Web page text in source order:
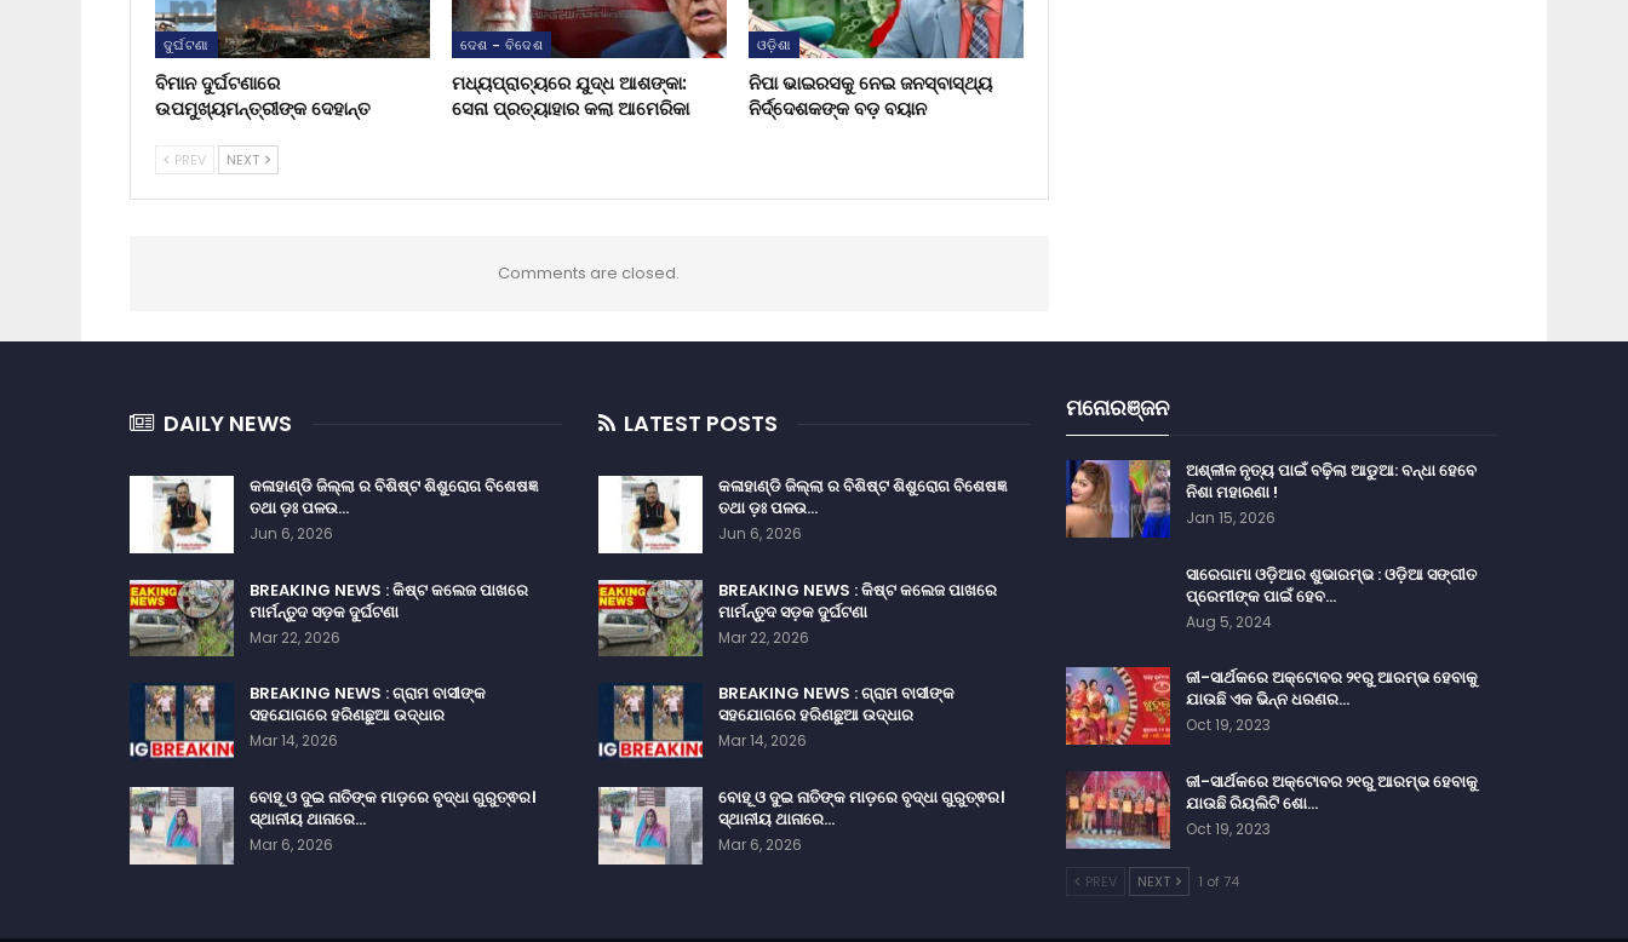
ଦୁର୍ଘଟଣା
ବିମାନ ଦୁର୍ଘଟଣାରେ
ଉପମୁଖ୍ୟମନ୍ତ୍ରୀଙ୍କ ଦେହାନ୍ତ
ଦେଶ - ବିଦେଶ
ମଧ୍ୟପ୍ରାଚ୍ୟରେ ଯୁଦ୍ଧ ଆଶଙ୍କା:
ସେନା ପ୍ରତ୍ୟାହାର କଲା ଆମେରିକା
ଓଡ଼ିଶା
ନିପା ଭାଇରସକୁ ନେଇ ଜନସ୍ବାସ୍ଥ୍ୟ
ନିର୍ଦ୍ଦେଶକଙ୍କ ବଡ଼ ବୟାନ
PREV NEXT
Comments are closed.
DAILY NEWS
କଳାହାଣ୍ଡି ଜିଲ୍ଲା ର ବିଶିଷ୍ଟ ଶିଶୁରୋଗ ବିଶେଷଜ୍ଞ
ତଥା ଡ଼ଃ ପଳଉ…
Jun 6, 2026
BREAKING NEWS : କିଷ୍ଟ କଲେଜ ପାଖରେ
ମାର୍ମନ୍ତୁଦ ସଡ଼କ ଦୁର୍ଘଟଣା
Mar 22, 2026
BREAKING NEWS : ଗ୍ରାମ ବାସୀଙ୍କ
ସହଯୋଗରେ ହରିଣଛୁଆ ଉଦ୍ଧାର
Mar 14, 2026
ବୋହୂ ଓ ଦୁଇ ନାତିଙ୍କ ମାଡ଼ରେ ବୃଦ୍ଧା ଗୁରୁତ୍ଵର।
ସ୍ଥାନୀୟ ଥାନାରେ…
Mar 6, 2026
LATEST POSTS
କଳାହାଣ୍ଡି ଜିଲ୍ଲା ର ବିଶିଷ୍ଟ ଶିଶୁରୋଗ ବିଶେଷଜ୍ଞ
ତଥା ଡ଼ଃ ପଳଉ…
Jun 6, 2026
BREAKING NEWS : କିଷ୍ଟ କଲେଜ ପାଖରେ
ମାର୍ମନ୍ତୁଦ ସଡ଼କ ଦୁର୍ଘଟଣା
Mar 22, 2026
BREAKING NEWS : ଗ୍ରାମ ବାସୀଙ୍କ
ସହଯୋଗରେ ହରିଣଛୁଆ ଉଦ୍ଧାର
Mar 14, 2026
ବୋହୂ ଓ ଦୁଇ ନାତିଙ୍କ ମାଡ଼ରେ ବୃଦ୍ଧା ଗୁରୁତ୍ଵର।
ସ୍ଥାନୀୟ ଥାନାରେ…
Mar 6, 2026
ମନୋରଞ୍ଜନ
ଅଶ୍ଳୀଳ ନୃତ୍ୟ ପାଇଁ ବଢ଼ିଲା ଆଡୁଆ: ବନ୍ଧା ହେବେ
ନିଶା ମହାରଣା !
Jan 15, 2026
ସାରେଗାମା ଓଡ଼ିଆର ଶୁଭାରମ୍ଭ : ଓଡ଼ିଆ ସଙ୍ଗୀତ
ପ୍ରେମୀଙ୍କ ପାଇଁ ହେବ…
Aug 5, 2024
ଜୀ-ସାର୍ଥକରେ ଅକ୍ଟୋବର ୨୧ରୁ ଆରମ୍ଭ ହେବାକୁ
ଯାଉଛି ଏକ ଭିନ୍ନ ଧରଣର…
Oct 19, 2023
ଜୀ-ସାର୍ଥକରେ ଅକ୍ଟୋବର ୨୧ରୁ ଆରମ୍ଭ ହେବାକୁ
ଯାଉଛି ରିୟଲିଟି ଶୋ…
Oct 19, 2023
PREV NEXT 1 of 74